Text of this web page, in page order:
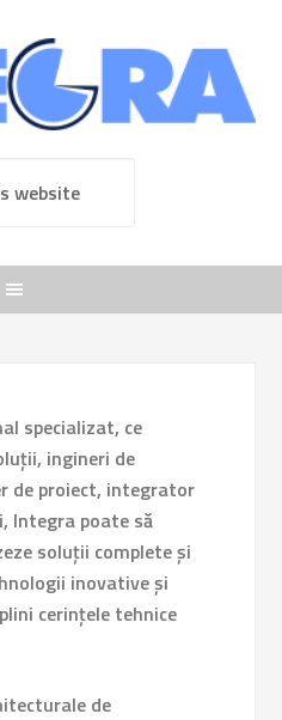
specializat, ce
ingineri de
de proiect, integrator
Integra poate să
soluții complete și
inovative și
cerințele tehnice
de